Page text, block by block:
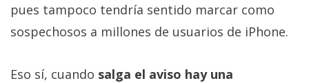
pues tampoco tendría sentido marcar como
sospechosos a millones de usuarios de iPhone.
Eso sí, cuando salga el aviso hay una